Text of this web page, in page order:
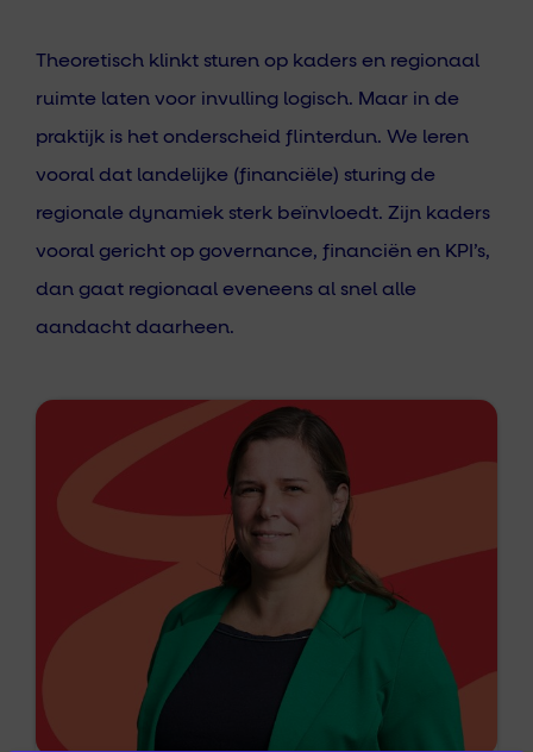
Theoretisch klinkt sturen op kaders en regionaal
ruimte laten voor invulling logisch. Maar in de
praktijk is het onderscheid flinterdun. We leren
vooral dat landelijke (financiële) sturing de
regionale dynamiek sterk beïnvloedt. Zijn kaders
vooral gericht op governance, financiën en KPI’s,
dan gaat regionaal eveneens al snel alle
aandacht daarheen.